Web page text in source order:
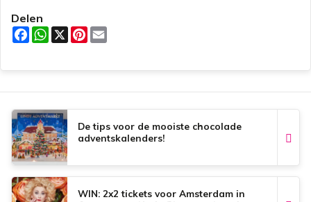
Delen
F
a
k
W
h
p
X
P
s
De tips voor de mooiste chocolade
adventskalenders!
WIN: 2x2 tickets voor Amsterdam in